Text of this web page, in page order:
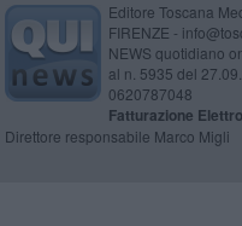
Editore Toscana
FIRENZE -
NEWS quotidiano
al n. 5935 del
0620787048
Fatturazione
Direttore responsabile Marco Migli